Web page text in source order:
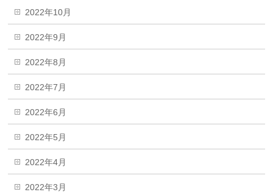
2022年10月
2022年9月
2022年8月
2022年7月
2022年6月
2022年5月
2022年4月
2022年3月